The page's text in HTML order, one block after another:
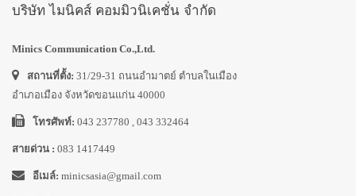
บริษัท ไมนิคส์ คอมมิวนิเคชั่น จำกัด
Minics Communication Co.,Ltd.
สถานที่ตั้ง: 31/29-31 ถนนอำมาตย์ ตำบลในเมือง
อำเภอเมือง จังหวัดขอนแก่น 40000
โทรศัพท์: 043 237780 , 043 332464
สายด่วน : 083 1417449
อีเมล์: minicsasia@gmail.com